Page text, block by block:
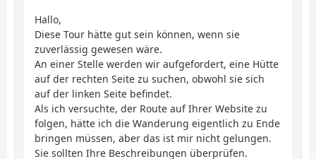
Hallo,
Diese Tour hätte gut sein können, wenn sie
zuverlässig gewesen wäre.
An einer Stelle werden wir aufgefordert, eine Hütte
auf der rechten Seite zu suchen, obwohl sie sich
auf der linken Seite befindet.
Als ich versuchte, der Route auf Ihrer Website zu
folgen, hätte ich die Wanderung eigentlich zu Ende
bringen müssen, aber das ist mir nicht gelungen.
Sie sollten Ihre Beschreibungen überprüfen.